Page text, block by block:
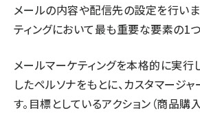
メールの内容や配信先の設定を行いま
ティングにおいて最も重要な要素の1つ
メールマーケティングを本格的に実行
したペルソナをもとに、カスタマージャ
す。目標としているアクション（商品購